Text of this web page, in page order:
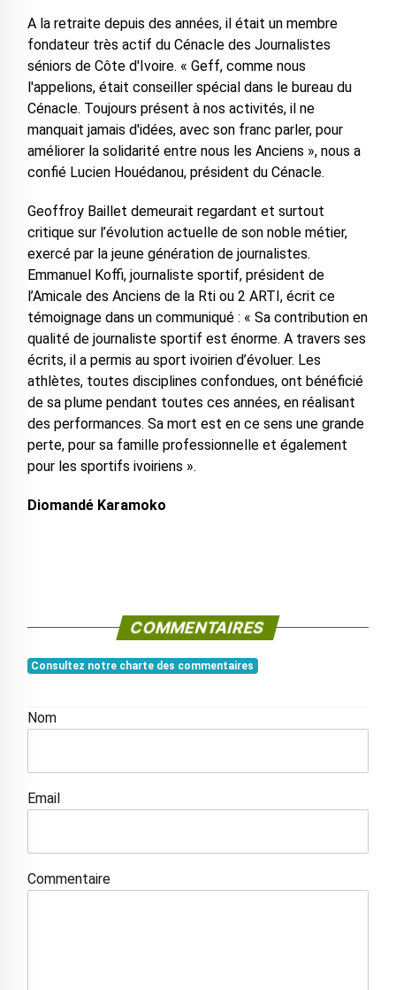
A la retraite depuis des années, il était un membre
fondateur très actif du Cénacle des Journalistes
séniors de Côte d'Ivoire. « Geff, comme nous
l'appelions, était conseiller spécial dans le bureau du
Cénacle. Toujours présent à nos activités, il ne
manquait jamais d'idées, avec son franc parler, pour
améliorer la solidarité entre nous les Anciens », nous a
confié Lucien Houédanou, président du Cénacle.
Geoffroy Baillet demeurait regardant et surtout
critique sur l’évolution actuelle de son noble métier,
exercé par la jeune génération de journalistes.
Emmanuel Koffi, journaliste sportif, président de
l’Amicale des Anciens de la Rti ou 2 ARTI, écrit ce
témoignage dans un communiqué : « Sa contribution en
qualité de journaliste sportif est énorme. A travers ses
écrits, il a permis au sport ivoirien d’évoluer. Les
athlètes, toutes disciplines confondues, ont bénéficié
de sa plume pendant toutes ces années, en réalisant
des performances. Sa mort est en ce sens une grande
perte, pour sa famille professionnelle et également
pour les sportifs ivoiriens ».
Diomandé Karamoko
COMMENTAIRES
Consultez notre charte des commentaires
Nom
Email
Commentaire